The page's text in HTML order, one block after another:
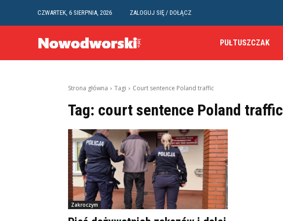
CZWARTEK, 6 SIERPNIA, 2026 ZALOGUJ SIĘ / DOŁĄCZ
PUŁTUSZCZAK
Strona główna Tagi Court sentence Poland traffic
Tag: court sentence Poland traffic
Zakroczym